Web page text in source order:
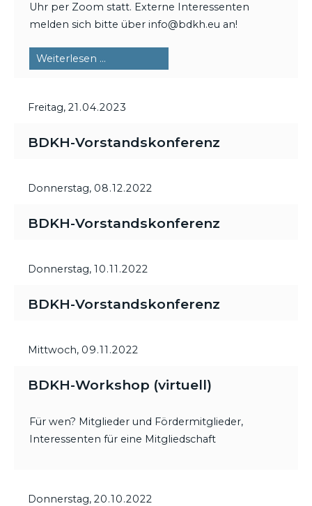
Uhr per Zoom statt. Externe Interessenten
melden sich bitte über info@bdkh.eu an!
Weiterlesen …
Messe
Freitag, 21.04.2023
BDKH-Vorstandskonferenz
Donnerstag, 08.12.2022
BDKH-Vorstandskonferenz
Donnerstag, 10.11.2022
BDKH-Vorstandskonferenz
Mittwoch, 09.11.2022
BDKH-Workshop (virtuell)
Für wen? Mitglieder und Fördermitglieder,
Interessenten für eine Mitgliedschaft
Donnerstag, 20.10.2022